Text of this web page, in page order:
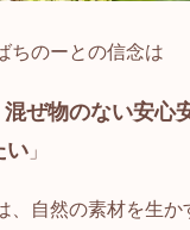
ちのーとの信念は
ぜ物のない安心
い 」
、自然の素材を生か